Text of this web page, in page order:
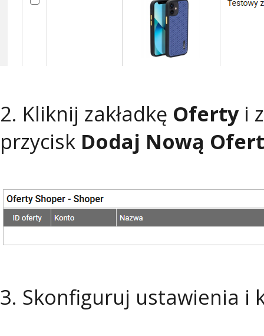
2. Kliknij zakładkę Ofertyi
przycisk Dodaj Nową
3. Skonfiguruj ustawienia i